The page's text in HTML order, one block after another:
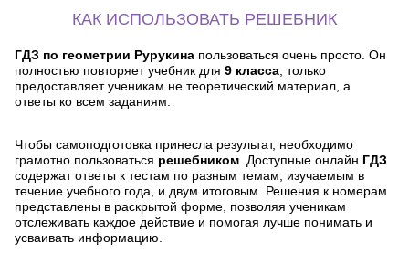
КАК ИСПОЛЬЗОВАТЬ РЕШЕБНИК
ГДЗ по геометрии Рурукина пользоваться очень просто. Он
полностью повторяет учебник для 9 класса , только
предоставляет ученикам не теоретический материал, а
ответы ко всем заданиям.
Чтобы самоподготовка принесла результат, необходимо
грамотно пользоваться решебником . Доступные онлайн ГДЗ
содержат ответы к тестам по разным темам, изучаемым в
течение учебного года, и двум итоговым. Решения к номерам
представлены в раскрытой форме, позволяя ученикам
отслеживать каждое действие и помогая лучше понимать и
усваивать информацию.